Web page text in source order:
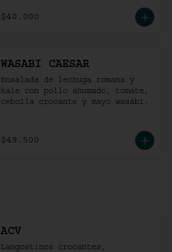
$40.000
WASABI CAESAR
Ensalada de lechuga romana y
kale con pollo ahumado, tomate,
cebolla crocante y mayo wasabi.
$49.500
ACV
Langostinos crocantes,